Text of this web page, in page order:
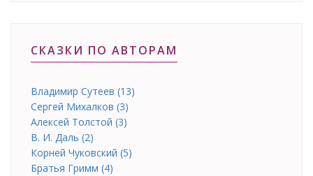
СКАЗКИ ПО АВТОРАМ
Владимир Сутеев (13)
Сергей Михалков (3)
Алексей Толстой (3)
В. И. Даль (2)
Корней Чуковский (5)
Братья Гримм (4)